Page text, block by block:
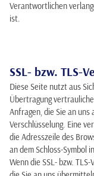
Verantwortlichen
ist.
SSL- bzw. TLS-
Diese Seite nutzt aus
Übertragung
Anfragen, die Sie an uns
Verschlüsselung. Eine
die Adresszeile des
an dem Schloss-Symbol
Wenn die SSL- bzw.